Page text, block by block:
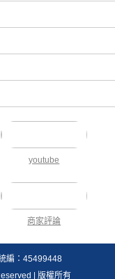
youtube
商家評論
編：45499448
| 版權所有